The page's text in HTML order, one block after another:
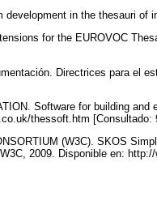
development in the thesauri of
for the EUROVOC
Directrices para el
Software for building and
thessoft.htm
(W3C). SKOS
2009. Disponible en: